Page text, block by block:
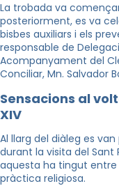
La trobada va
posteriorment, es va
bisbes auxiliars i els
responsable de
Acompanyament del
Conciliar, Mn. Salvador
Sensacions al
XIV
Al llarg del diàleg es
durant la visita del Sant
aquesta ha tingut entre
pràctica religiosa.